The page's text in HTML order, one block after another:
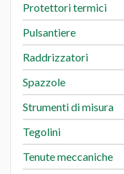
Protettori termici
Pulsantiere
Raddrizzatori
Spazzole
Strumenti di misura
Tegolini
Tenute meccaniche